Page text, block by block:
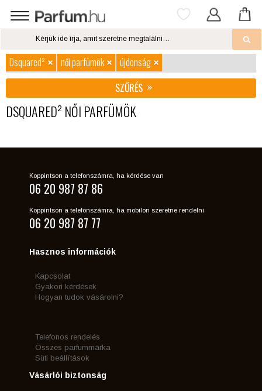
Dsquared² női parfümök
újdonság
SZŰRÉS
DSQUARED² NŐI PARFÜMÖK
Koppintson a telefonszámra, ha kérdése van
06 20 987 87 86
Koppintson a telefonszámra, ha mobilon szeretne rendelni
06 20 987 87 77
Hasznos információk
Kapcsolat
Gyakori kérdések
Hogyan tudok vásárolni?
Telefonos rendelés
Összes parfummárka
Süti beállítások
Vásárlói biztonság